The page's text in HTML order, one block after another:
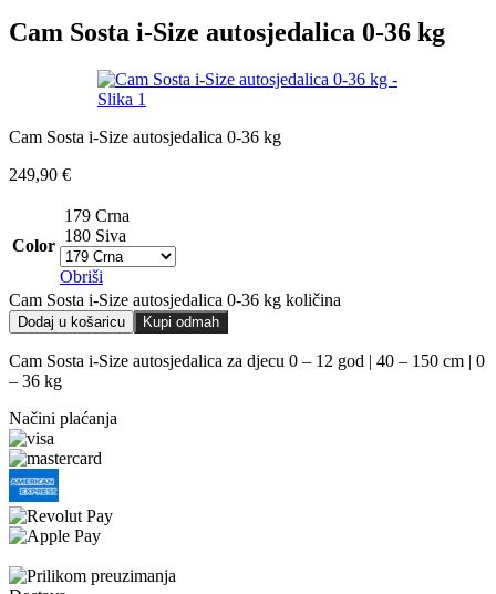
Cam Sosta i-Size autosjedalica 0-36 kg
Cam Sosta i-Size autosjedalica 0-36 kg
249,90 €
Color
179 Crna
180 Siva
Obriši
Cam Sosta i-Size autosjedalica 0-36 kg količina
Dodaj u košaricu Kupi odmah
Cam Sosta i-Size autosjedalica za djecu 0 – 12 god | 40 – 150 cm | 0
– 36 kg
Načini plaćanja